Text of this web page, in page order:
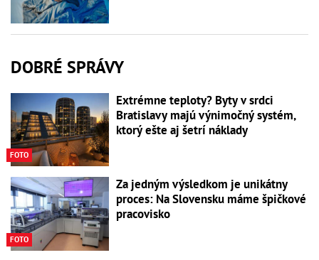
DOBRÉ SPRÁVY
FOTO
Extrémne teploty? Byty v srdci
Bratislavy majú výnimočný systém,
ktorý ešte aj šetrí náklady
FOTO
Za jedným výsledkom je unikátny
proces: Na Slovensku máme špičkové
pracovisko